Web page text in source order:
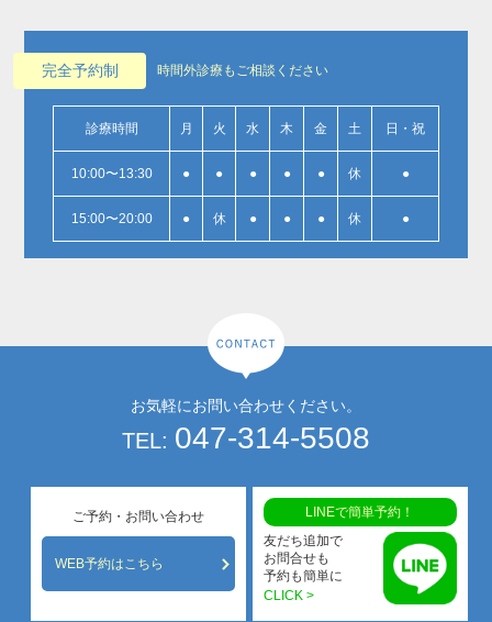
完全予約制 時間外診療もご相談ください
診療時間 月 火 水 木 金 土 日・祝
10:00〜13:30 ● ● ● ● ● 休 ●
15:00〜20:00 ● 休 ● ● ● 休 ●
お気軽にお問い合わせください。
TEL: 047-314-5508
ご予約・お問い合わせ
WEB予約はこちら
LINEで簡単予約！
友だち追加で
お問合せも
予約も簡単に
CLICK >